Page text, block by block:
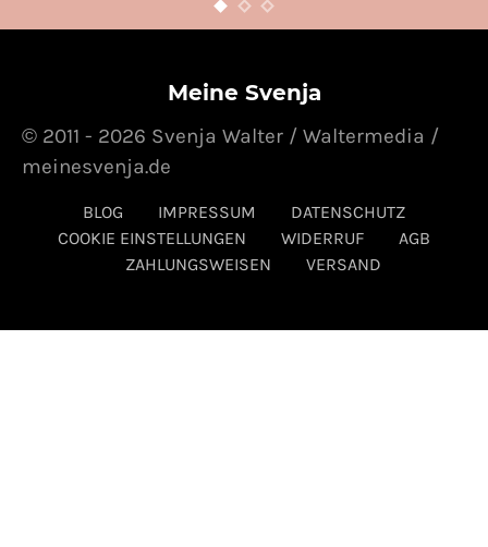
und ab in die Tonne mit der
31. JANUAR 2013
Meine Svenja
BLOG IMPRESSUM
DATENSCHUTZ
COOKIE EINSTELLUNGEN
WIDERRUF
AGB
ZAHLUNGSWEISEN
VERSAND
© 2011 - 2026 Svenja Walter / Waltermedia /
meinesvenja.de